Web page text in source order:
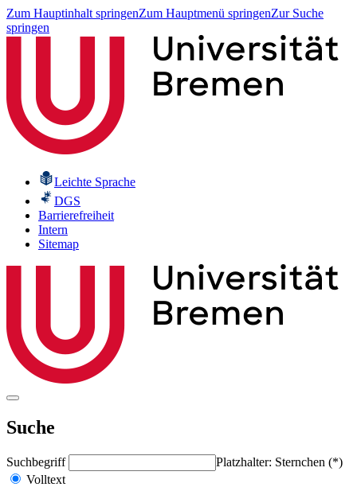
Zum Hauptinhalt springenZum Hauptmenü springenZur Suche
springen
Leichte Sprache
DGS
Barrierefreiheit
Intern
Sitemap
Suche
Suchbegriff
Platzhalter: Sternchen (*)
Volltext